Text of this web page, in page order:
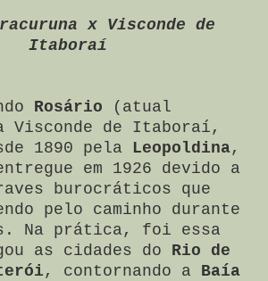
x Visconde de
Itaboraí
Rosário (atual
Visconde de Itaboraí,
1890 pela Leopoldina,
em 1926 devido a
burocráticos que
pelo caminho durante
Na prática, foi essa
as cidades do Rio de
, contornando a Baía